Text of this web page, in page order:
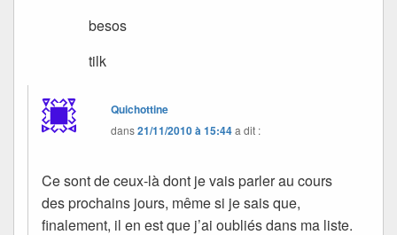
besos
tilk
Quichottine
dans21/11/2010 à 15:44a dit :
Ce sont de ceux-là dont je vais parler au cours
des prochains jours, même si je sais que,
finalement, il en est que j’ai oubliés dans ma liste.